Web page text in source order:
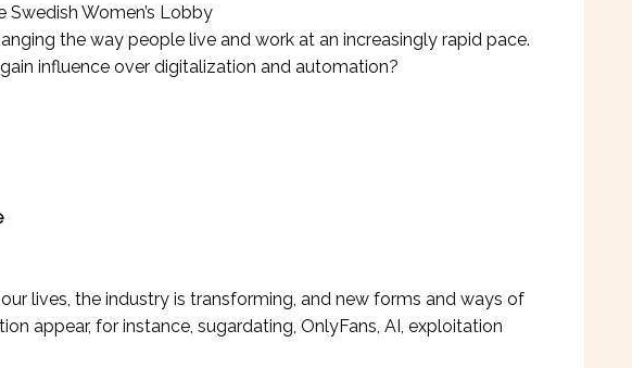
Swedish Women’s Lobby
the way people live and work at an increasingly rapid pace.
influence over digitalization and automation?
lives, the industry is transforming, and new forms and ways of
appear, for instance, sugardating, OnlyFans, AI, exploitation